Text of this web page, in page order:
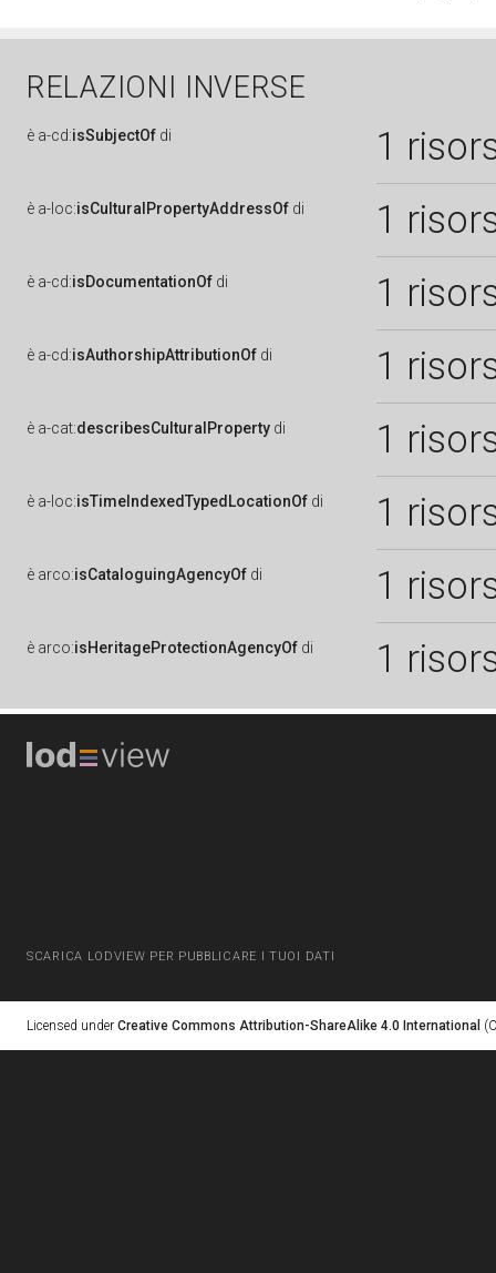
RELAZIONI INVERSE
è a-cd:isSubjectOf di 1
è a-loc:isCulturalPropertyAddressOf di 1
è a-cd:isDocumentationOf di 1
è a-cd:isAuthorshipAttributionOf di 1
è a-cat:describesCulturalProperty di 1
è a-loc:isTimeIndexedTypedLocationOf di 1
è arco:isCataloguingAgencyOf di 1
è arco:isHeritageProtectionAgencyOf di 1
SCARICA LODVIEW PER PUBBLICARE I TUOI DATI
Licensed under Creative Commons Attribution-ShareAlike 4.0 International